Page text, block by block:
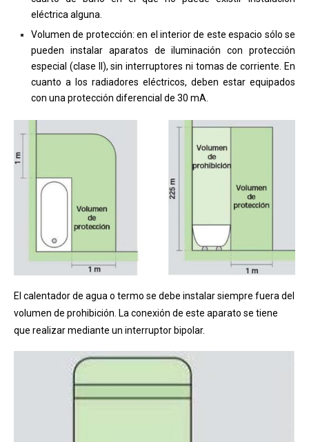
eléctrica alguna.
Volumen de protección: en el interior de este espacio sólo se
pueden instalar aparatos de iluminación con protección
especial (clase II), sin interruptores ni tomas de corriente. En
cuanto a los radiadores eléctricos, deben estar equipados
con una protección diferencial de 30 mA.
El calentador de agua o termo se debe instalar siempre fuera del
volumen de prohibición. La conexión de este aparato se tiene
que realizar mediante un interruptor bipolar.